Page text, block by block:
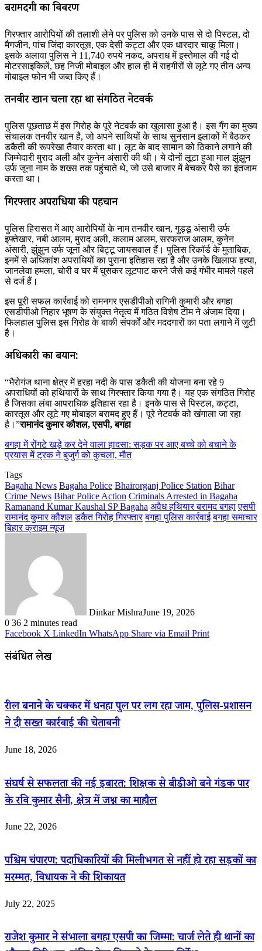
बरामदगी का विवरण
गिरफ्तार आरोपियों की तलाशी लेने पर पुलिस को उनके पास से दो पिस्टल, दो
मैगजीन, पांच जिंदा कारतूस, एक देसी कट्टा और एक धारदार चाकू मिला।
इसके अलावा पुलिस ने 11,740 रुपये नकद, अपराध में इस्तेमाल की गई दो
मोटरसाइकिलें, छह निजी मोबाइल और हाल ही में राहगीरों से लूटे गए तीन अन्य
मोबाइल फोन भी जब्त किए हैं।
तनवीर खान चला रहा था संगठित नेटवर्क
पुलिस पूछताछ में इस गिरोह के पूरे नेटवर्क का खुलासा हुआ है। इस गैंग का मुख्य
संचालक तनवीर खान है, जो अपने साथियों के साथ सुनसान इलाकों में बैठकर
डकैती की रूपरेखा तैयार करता था। लूट के बाद सामान को ठिकाने लगाने की
जिम्मेदारी मुराद अली और कुनेन अंसारी की थी। ये दोनों लूटा हुआ माल झुंझुन
उर्फ जूना नाम के शख्स तक पहुंचाते थे, जो उसे बाजार में बेचकर पैसे का इंतजाम
करता था।
गिरफ्तार अपराधियों की पहचान
पुलिस हिरासत में आए आरोपियों के नाम तनवीर खान, गुड्डू अंसारी उर्फ
इफ्तेखार, नबी आलम, मुराद अली, कलाम आलम, सरफराज आलम, कुनेन
अंसारी, झुंझुन उर्फ जूना और बिट्टू जायसवाल हैं। पुलिस रिकॉर्ड के मुताबिक,
इनमें से अधिकांश अपराधियों का पुराना इतिहास रहा है और उनके खिलाफ हत्या,
जानलेवा हमला, चोरी व घर में घुसकर लूटपाट करने जैसे कई गंभीर मामले पहले
से दर्ज हैं।
इस पूरी सफल कार्रवाई को रामनगर एसडीपीओ रागिनी कुमारी और बगहा
एसडीपीओ निहार भूषण के संयुक्त नेतृत्व में गठित विशेष टीम ने अंजाम दिया।
फिलहाल पुलिस इस गिरोह के बाकी संपर्कों और मददगारों का पता लगाने में जुटी
है।
अधिकारी का बयान:
“भैरोगंज थाना क्षेत्र में हरहा नदी के पास डकैती की योजना बना रहे 9
अपराधियों को हथियारों के साथ गिरफ्तार किया गया है। यह एक संगठित गिरोह
है जिसका लंबा आपराधिक इतिहास रहा है। इनके पास से पिस्टल, कट्टा,
कारतूस और लूटे गए मोबाइल बरामद हुए हैं। पूरे नेटवर्क को खंगाला जा रहा
है।”रामानंद कुमार कौशल, एसपी, बगहा
बगहा में रोंगटे खड़े कर देने वाला हादसा: सड़क पर आए बच्चे को बचाने के
प्रयास में ट्रक ने बुजुर्ग को कुचला, मौत
Tags
Bagaha News Bagaha Police Bhairorganj Police Station Bihar
Crime News Bihar Police Action Criminals Arrested in Bagaha
Ramanand Kumar Kaushal SP Bagaha अवैध हथियार बरामद बगहा एसपी
रामानंद कुमार कौशल डकैत गिरोह गिरफ्तार बगहा पुलिस कार्रवाई बगहा समाचार
बिहार क्राइम न्यूज
Dinkar MishraJune 19, 2026
0 36 2 minutes read
Facebook X LinkedIn WhatsApp Share via Email Print
संबंधित लेख
रील बनाने के चक्कर में धनहा पुल पर लग रहा जाम, पुलिस-प्रशासन
ने दी सख्त कार्रवाई की चेतावनी
June 18, 2026
संघर्ष से सफलता की नई इबारत: शिक्षक से बीडीओ बने गंडक पार
के रवि कुमार सैनी, क्षेत्र में जश्न का माहौल
June 22, 2026
पश्चिम चंपारण: पदाधिकारियों की मिलीभगत से नहीं हो रहा सड़कों का
मरम्मत, विधायक ने की शिकायत
July 22, 2025
राजेश कुमार ने संभाला बगहा एसपी का जिम्मा: चार्ज लेते ही थानों का